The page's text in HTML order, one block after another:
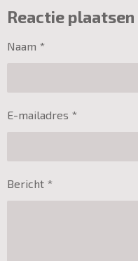
Reactie plaatsen
Naam *
E-mailadres *
Bericht *